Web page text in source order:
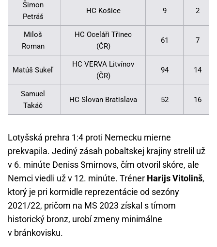
Šimon
Petráš
HC Košice 9 2
Miloš
Roman
HC Oceláři Třinec
(ČR)
61 7
Matúš Sukeľ
HC VERVA Litvínov
(ČR)
94 14
Samuel
Takáč
HC Slovan Bratislava 52 16
Lotyšská prehra 1:4 proti Nemecku mierne
prekvapila. Jediný zásah pobaltskej krajiny strelil už
v 6. minúte Deniss Smirnovs, čím otvoril skóre, ale
Nemci viedli už v 12. minúte. Tréner Harijs Vitolinš,
ktorý je pri kormidle reprezentácie od sezóny
2021/22, pričom na MS 2023 získal s tímom
historický bronz, urobí zmeny minimálne
v bránkovisku.